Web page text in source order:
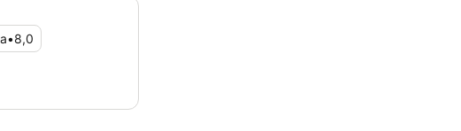
joista on
•8,0